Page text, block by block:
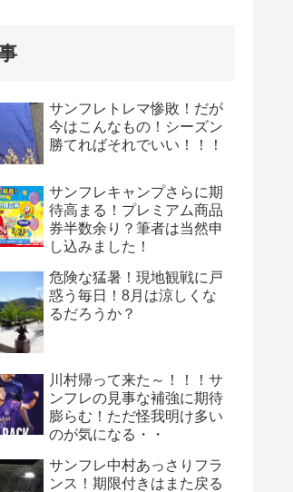
サンフレトレマ惨敗！だが
今はこんなもの！シーズン
勝てればそれでいい！！！
サンフレキャンプさらに期
待高まる！プレミアム商品
券半数余り？筆者は当然申
し込みました！
危険な猛暑！現地観戦に戸
惑う毎日！8月は涼しくな
るだろうか？
川村帰って来た～！！！サ
ンフレの見事な補強に期待
膨らむ！ただ怪我明け多い
のが気になる・・
サンフレ中村あっさりフラ
ンス！期限付きはまた戻る